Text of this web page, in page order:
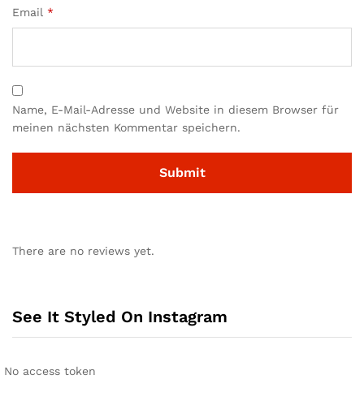
Email *
Name, E-Mail-Adresse und Website in diesem Browser für
meinen nächsten Kommentar speichern.
There are no reviews yet.
See It Styled On Instagram
No access token